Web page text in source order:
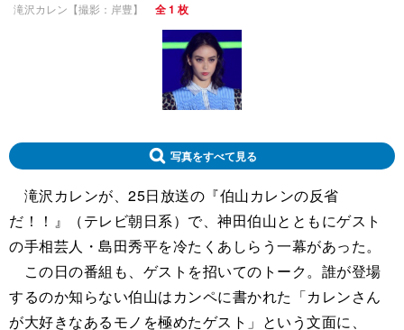
滝沢カレン【撮影：岸豊】 全 1 枚
写真をすべて見る
滝沢カレンが、25日放送の『伯山カレンの反省
だ！！』（テレビ朝日系）で、神田伯山とともにゲスト
の手相芸人・島田秀平を冷たくあしらう一幕があった。
この日の番組も、ゲストを招いてのトーク。誰が登場
するのか知らない伯山はカンペに書かれた「カレンさん
が大好きなあるモノを極めたゲスト」という文面に、